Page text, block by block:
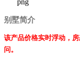
别墅简介
该产品价格实时浮动，
问。